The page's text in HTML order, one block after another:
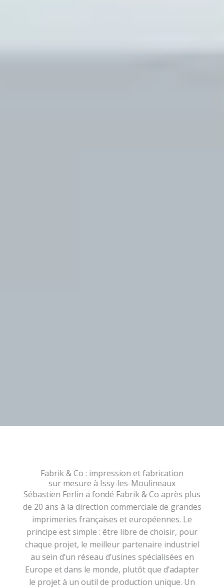
Fabrik & Co : impression et fabrication
sur mesure à Issy-les-Moulineaux
Sébastien Ferlin a fondé Fabrik & Co après plus
de 20 ans à la direction commerciale de grandes
imprimeries françaises et européennes. Le
principe est simple : être libre de choisir, pour
chaque projet, le meilleur partenaire industriel
au sein d’un réseau d’usines spécialisées en
Europe et dans le monde, plutôt que d’adapter
le projet à un outil de production unique. Un